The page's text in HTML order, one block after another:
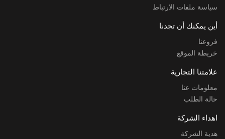
سياسة ملفات الارتباط
أين يمكنك أن تجدنا
فروعنا
خريطة الموقع
علامتنا التجارية
معلومات عنا
حالة الطلب
اهداء الشركة
هدية الشركة